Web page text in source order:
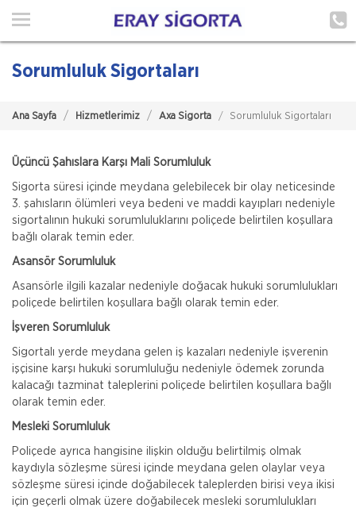
Ana Sayfa
Poliçe Hatırlat
İletişim
Müşteri Girişi
Sorumluluk Sigortaları
Ana Sayfa Hizmetlerimiz Axa Sigorta Sorumluluk Sigortaları
Üçüncü Şahıslara Karşı Mali Sorumluluk
Sigorta süresi içinde meydana gelebilecek bir olay neticesinde
3. şahısların ölümleri veya bedeni ve maddi kayıpları nedeniyle
sigortalının hukuki sorumluluklarını poliçede belirtilen koşullara
bağlı olarak temin eder.
Asansör Sorumluluk
Asansörle ilgili kazalar nedeniyle doğacak hukuki sorumlulukları
poliçede belirtilen koşullara bağlı olarak temin eder.
İşveren Sorumluluk
Sigortalı yerde meydana gelen iş kazaları nedeniyle işverenin
işçisine karşı hukuki sorumluluğu nedeniyle ödemek zorunda
kalacağı tazminat taleplerini poliçede belirtilen koşullara bağlı
olarak temin eder.
Mesleki Sorumluluk
Poliçede ayrıca hangisine ilişkin olduğu belirtilmiş olmak
kaydıyla sözleşme süresi içinde meydana gelen olaylar veya
sözleşme süresi içinde doğabilecek taleplerden birisi veya ikisi
için geçerli olmak üzere doğabilecek mesleki sorumlulukları